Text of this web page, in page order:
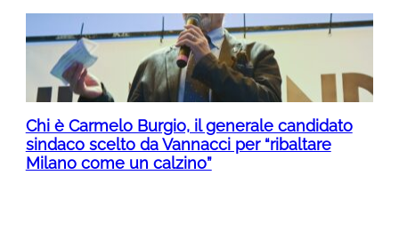
Chi è Carmelo Burgio, il generale candidato
sindaco scelto da Vannacci per “ribaltare
Milano come un calzino”